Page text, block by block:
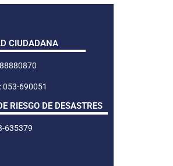
CIUDADANA
053-690051
RIESGO DE DESASTRES
635379